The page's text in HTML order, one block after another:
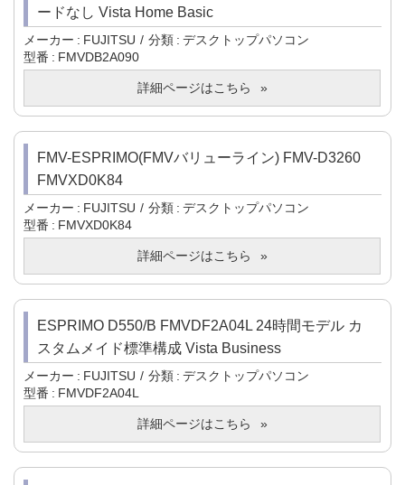
ードなし Vista Home Basic
メーカー FUJITSU 分類
デスクトップパソコン
型番
FMVDB2A090
詳細ページはこちら
FMV-ESPRIMO(FMVバリューライン) FMV-D3260
FMVXD0K84
メーカー FUJITSU 分類
デスクトップパソコン
型番
FMVXD0K84
詳細ページはこちら
ESPRIMO D550/B FMVDF2A04L 24時間モデル カ
スタムメイド標準構成 Vista Business
メーカー FUJITSU 分類
デスクトップパソコン
型番
FMVDF2A04L
詳細ページはこちら